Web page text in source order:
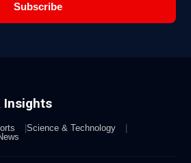
Subscribe
Insights
Science & Technology